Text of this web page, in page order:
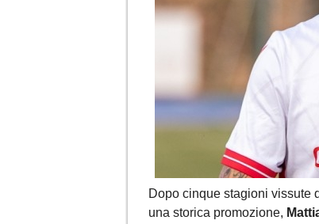
Dopo cinque stagioni vissute
una storica promozione,